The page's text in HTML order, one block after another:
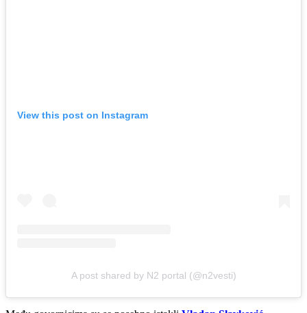
View this post on Instagram
A post shared by N2 portal (@n2vesti)